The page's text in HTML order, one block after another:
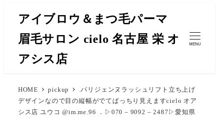
アイブロウ＆まつ毛パーマ
眉毛サロン cielo 名古屋 栄 オ
アシス店
MENU
HOME pickup
.パリジェンヌラッシュリフト立ち上げ
デザインなので目の縦幅がでてぱっちり見えます️cielo オア
シス店 ユウコ @im.me.96 ．▷070 – 9092 – 2487▷愛知県